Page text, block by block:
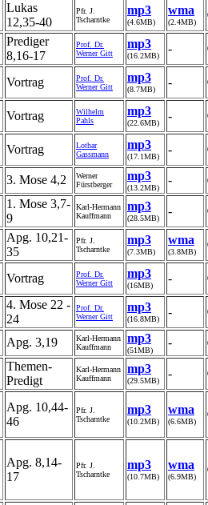
Lukas
12,35-40
Pfr. J.
Tscharntke
mp3
(4.6MB)
wma
(2.4MB)
Prediger
8,16-17
Prof. Dr.
Werner Gitt
mp3
(16.2MB)
-
Vortrag
Prof. Dr.
Werner Gitt
mp3
(8.7MB)
-
Vortrag
Wilhelm
Pahls
mp3
(22.6MB)
-
Vortrag
Lothar
Gassmann
mp3
(17.1MB)
-
3. Mose 4,2
Werner
Fürstberger
mp3
(13.2MB)
-
1. Mose 3,7-
9
Karl-Hermann
Kauffmann
mp3
(28.5MB)
-
Apg. 10,21-
35
Pfr. J.
Tscharntke
mp3
(7.3MB)
wma
(3.8MB)
Vortrag
Prof. Dr.
Werner Gitt
mp3
(16MB)
-
4. Mose 22 -
24
Prof. Dr.
Werner Gitt
mp3
(16.8MB)
-
Apg. 3,19
Karl-Hermann
Kauffmann
mp3
(51MB)
-
Themen-
Predigt
Karl-Hermann
Kauffmann
mp3
(29.5MB)
-
Apg. 10,44-
46
Pfr. J.
Tscharntke
mp3
(10.2MB)
wma
(6.6MB)
Apg. 8,14-
17
Pfr. J.
Tscharntke
mp3
(10.7MB)
wma
(6.9MB)